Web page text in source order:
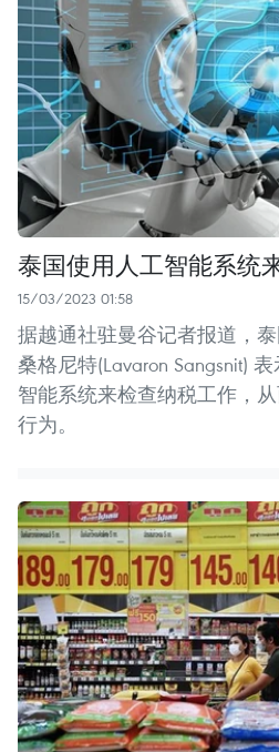
泰国使用人工智能系统
15/03/2023 01:58
据越通社驻曼谷记者报道，
桑格尼特(Lavaron Sangsnit)
智能系统来检查纳税工作，
行为。